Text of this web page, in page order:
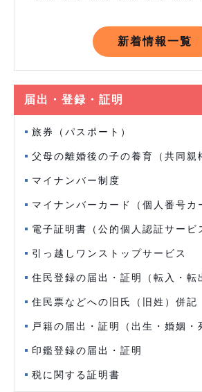
新着情報一覧
届出・登録・証明
旅券（パスポート）
父母の離婚後の子の養育（共同親
マイナンバー制度
マイナンバーカード（個人番号カ
電子証明書（公的個人認証サービ
引っ越しワンストップサービス
住民登録の届出・証明（転入・転
住民票などへの旧氏（旧姓）併記
戸籍の届出・証明（出生・婚姻・
印鑑登録の届出・証明
税に関する証明書